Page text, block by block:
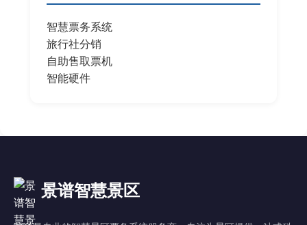
智慧票务系统
旅行社分销
自助售取票机
智能硬件
景谱智慧景区